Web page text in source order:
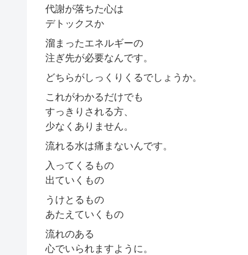
代謝が落ちた心は
デトックスか
溜まったエネルギーの
注ぎ先が必要なんです。
どちらがしっくりくるでしょうか。
これがわかるだけでも
すっきりされる方、
少なくありません。
流れる水は痛まないんです。
入ってくるもの
出ていくもの
うけとるもの
あたえていくもの
流れのある
心でいられますように。